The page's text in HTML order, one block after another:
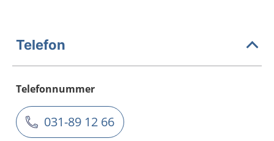
Telefon
Telefonnummer
031-89 12 66